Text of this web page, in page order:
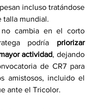
incluso tratándose
talla mundial.
cambia en el corto
podría priorizar
actividad, dejando
de CR7 para
amistosos, incluido el
ante el Tricolor.